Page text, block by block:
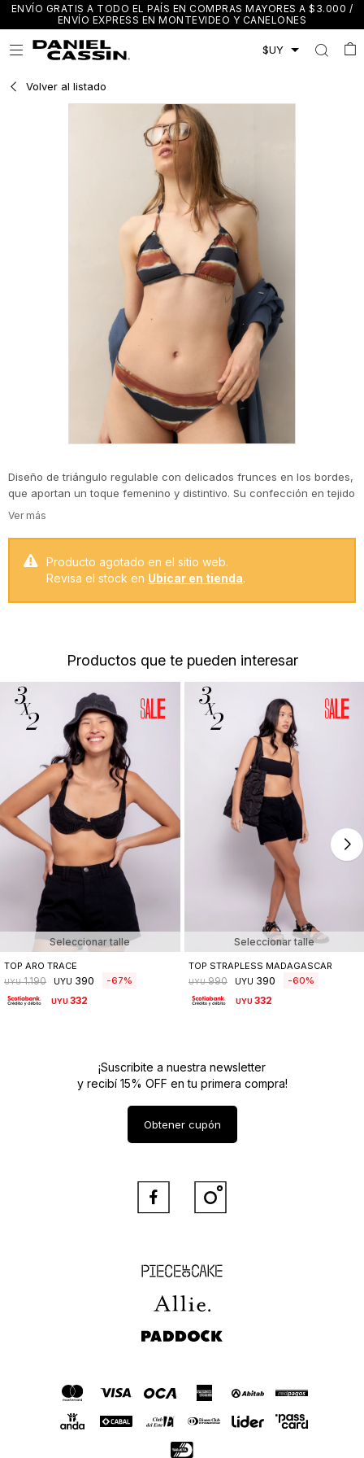
ENVÍO GRATIS A TODO EL PAÍS EN COMPRAS MAYORES A $3.000 /
ENVÍO EXPRESS EN MONTEVIDEO Y CANELONES

Volver al listado
Diseño de triángulo regulable con delicados frunces en los bordes,
que aportan un toque femenino y distintivo. Su confección en tejido
elástico y suave garantiza comodidad, adaptándose perfectamente
artesanal, ideal para quienes buscan un estilo de playa moderno y
con carácter.Producto agotado en el sitio web.
Revisa el stock en Ubicar en tienda.
Productos que te pueden interesar
Seleccionar talle
TOP ARO TRACE
UYU 1.190 UYU 390 67
UYU332
Seleccionar talle
TOP STRAPLESS MADAGASCAR
UYU 990 UYU 390 60
UYU 332
Piece of Cake
Allie
Paddock
¡Suscribite a nuestra newsletter
y recibí 15% OFF en tu primera compra!
Obtener cupón
 